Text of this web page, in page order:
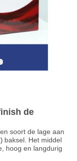
de
soort de lage aan
baksel. Het middel
hoog en langdurig